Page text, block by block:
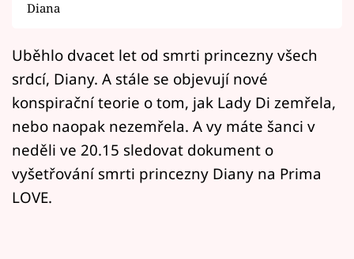
Mámy sobě
Přihlášení
Sledujte nás
Diana
Uběhlo dvacet let od smrti princezny všech
srdcí, Diany. A stále se objevují nové
konspirační teorie o tom, jak Lady Di zemřela,
nebo naopak nezemřela. A vy máte šanci v
neděli ve 20.15 sledovat dokument o
vyšetřování smrti princezny Diany na Prima
LOVE.